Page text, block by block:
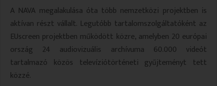
A NAVA megalakulása óta több nemzetközi projektben is
aktívan részt vállalt. Legutóbb tartalomszolgáltatóként az
EUscreen projektben működött közre, amelyben 20 európai
ország 24 audiovizuális archívuma 60.000 videót
tartalmazó közös televíziótörténeti gyűjteményt tett
közzé.